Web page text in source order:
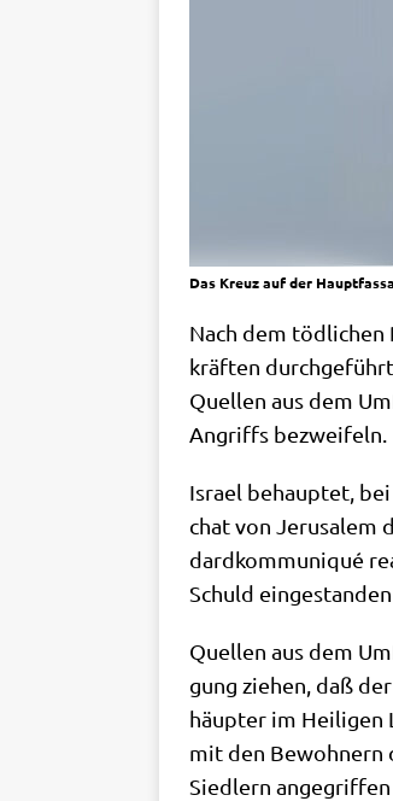
Das Kreuz auf der
Nach dem
kräf­ten
Quel­len aus dem
Angriffs bezweifeln.
Isra­el behaup­tet,
chat von Jeru­sa­lem
dard­kom­mu­ni­qué
Schuld
Quel­len aus dem
gung zie­hen, daß
häup­ter im Hei­li­gen
mit den Bewoh­nern
Sied­lern